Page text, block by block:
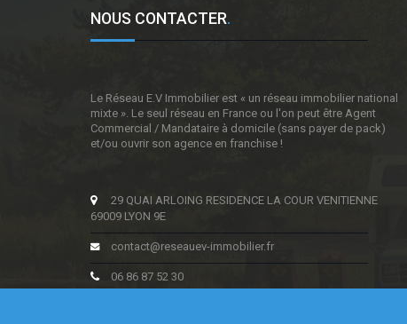
NOUS CONTACTER.
Le Réseau E.V Immobilier est « un réseau immobilier national
mixte ». Le seul réseau en France ou l'on peut être Agent
Commercial / Mandataire à domicile (sans payer de pack)
et/ou ouvrir son agence en franchise !
29 QUAI ARLOING RESIDENCE LA COUR VENITIENNE
69009 LYON 9E
contact@reseauev-immobilier.fr
06 86 87 52 30